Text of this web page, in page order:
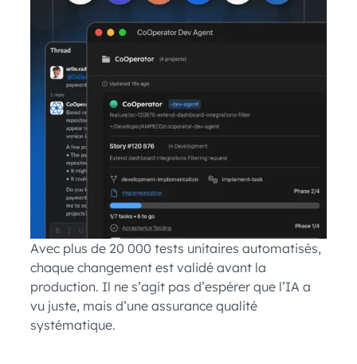
Avec plus de 20 000 tests unitaires automatisés,
chaque changement est validé avant la
production. Il ne s’agit pas d’espérer que l’IA a
vu juste, mais d’une assurance qualité
systématique.